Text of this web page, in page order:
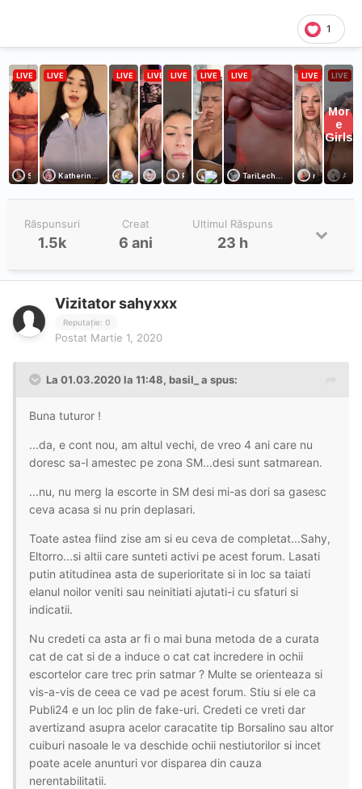
1
Răspunsuri
1.5k
Creat
6 ani
Ultimul Răspuns
23 h
Vizitator sahyxxx
Reputație: 0
Postat Martie 1, 2020
La 01.03.2020 la 11:48, basil_ a spus:
Buna tuturor !
...da, e cont nou, am altul vechi, de vreo 4 ani care nu
doresc sa-l amestec pe zona SM...desi sunt satmarean.
...nu, nu merg la escorte in SM desi mi-as dori sa gasesc
ceva acasa si nu prin deplasari.
Toate astea fiind zise am si eu ceva de completat...Sahy,
Eltorro...si altii care sunteti activi pe acest forum. Lasati
putin atitudinea asta de superioritate si in loc sa taiati
elanul noilor veniti sau neinitiati ajutati-i cu sfaturi si
indicatii.
Nu credeti ca asta ar fi o mai buna metoda de a curata
cat de cat si de a induce o cat cat incredere in ochii
escortelor care trec prin satmar ? Multe se orienteaza si
vis-a-vis de ceea ce vad pe acest forum. Stiu si ele ca
Publi24 e un loc plin de fake-uri. Credeti ce vreti dar
avertizand asupra acelor caracatite tip Borsalino sau altor
cuiburi nasoale le va deschide ochii nestiutorilor si incet
poate acele anunturi vor disparea din cauza
nerentabilitatii.